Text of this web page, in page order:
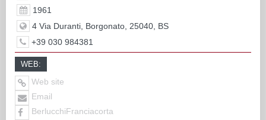
1961
4 Via Duranti, Borgonato, 25040, BS
+39 030 984381
WEB:
Web site
Email
BerlucchiFranciacorta